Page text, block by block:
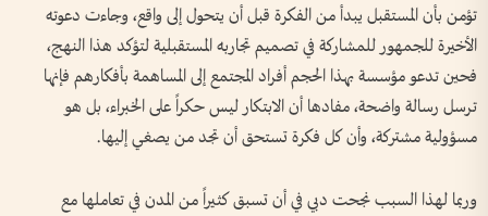
تؤمن بأن المستقبل يبدأ من الفكرة قبل أن يتحول إلى واقع، وجاءت دعوته
الأخيرة للجمهور للمشاركة في تصميم تجاربه المستقبلية لتؤكد هذا النهج،
فحين تدعو مؤسسة بهذا الحجم أفراد المجتمع إلى المساهمة بأفكارهم فإنها
ترسل رسالة واضحة، مفادها أن الابتكار ليس حكراً على الخبراء، بل هو
مسؤولية مشتركة، وأن كل فكرة تستحق أن تجد من يصغي إليها.
وربما لهذا السبب نجحت دبي في أن تسبق كثيراً من المدن في تعاملها مع